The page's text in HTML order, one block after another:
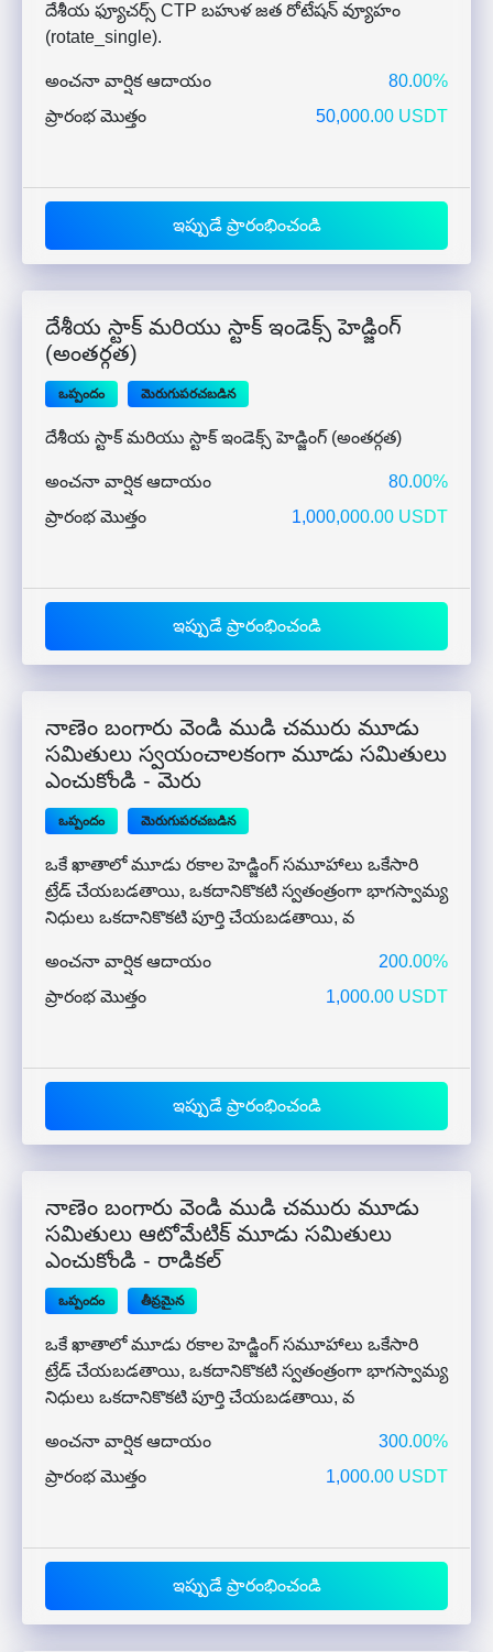
దేశీయ ఫ్యూచర్స్ CTP బహుళ జత రోటేషన్ వ్యూహం
(rotate_single).
అంచనా వార్షిక ఆదాయం
80.00%
ప్రారంభ మొత్తం
50,000.00 USDT
ఇప్పుడే ప్రారంభించండి
దేశీయ స్టాక్ మరియు స్టాక్ ఇండెక్స్ హెడ్జింగ్
(అంతర్గత)
ఒప్పందం మెరుగుపరచబడిన
దేశీయ స్టాక్ మరియు స్టాక్ ఇండెక్స్ హెడ్జింగ్ (అంతర్గత)
అంచనా వార్షిక ఆదాయం
80.00%
ప్రారంభ మొత్తం
1,000,000.00 USDT
ఇప్పుడే ప్రారంభించండి
నాణెం బంగారు వెండి ముడి చమురు మూడు
సమితులు స్వయంచాలకంగా మూడు సమితులు
ఎంచుకోండి - మెరు
ఒప్పందం మెరుగుపరచబడిన
ఒకే ఖాతాలో మూడు రకాల హెడ్జింగ్ సమూహాలు ఒకేసారి
ట్రేడ్ చేయబడతాయి, ఒకదానికొకటి స్వతంత్రంగా భాగస్వామ్య
నిధులు ఒకదానికొకటి పూర్తి చేయబడతాయి, వ
అంచనా వార్షిక ఆదాయం
200.00%
ప్రారంభ మొత్తం
1,000.00 USDT
ఇప్పుడే ప్రారంభించండి
నాణెం బంగారు వెండి ముడి చమురు మూడు
సమితులు ఆటోమేటిక్ మూడు సమితులు
ఎంచుకోండి - రాడికల్
ఒప్పందం తీవ్రమైన
ఒకే ఖాతాలో మూడు రకాల హెడ్జింగ్ సమూహాలు ఒకేసారి
ట్రేడ్ చేయబడతాయి, ఒకదానికొకటి స్వతంత్రంగా భాగస్వామ్య
నిధులు ఒకదానికొకటి పూర్తి చేయబడతాయి, వ
అంచనా వార్షిక ఆదాయం
300.00%
ప్రారంభ మొత్తం
1,000.00 USDT
ఇప్పుడే ప్రారంభించండి